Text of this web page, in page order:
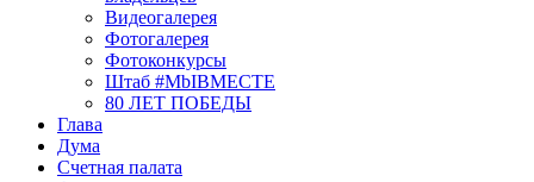
Видеогалерея
Фотогалерея
Фотоконкурсы
Штаб #MbIBMECTE
80 ЛЕТ ПОБЕДЫ
Глава
Дума
Счетная палата